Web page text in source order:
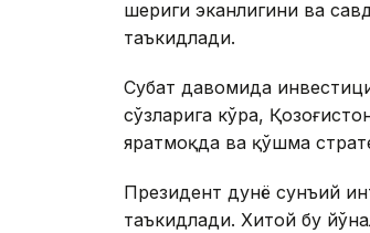
шериги эканлигини ва
таъкидлади.
Суҳбат давомида
сўзларига кўра,
яратмоқда ва қўшма
Президент дунё сунъий
таъкидлади. Хитой бу